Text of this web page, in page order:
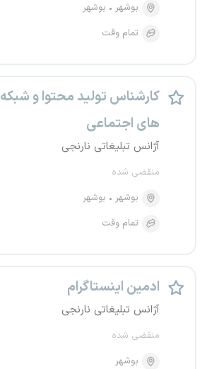
بوشهر
بوشهر
تمام وقت
کارشناس تولید محتوا و شبکه
های اجتماعی
آژانس تبلیغاتی نارنجی
منقضی شده
بوشهر
بوشهر
تمام وقت
ادمین اینستاگرام
آژانس تبلیغاتی نارنجی
منقضی شده
بوشهر